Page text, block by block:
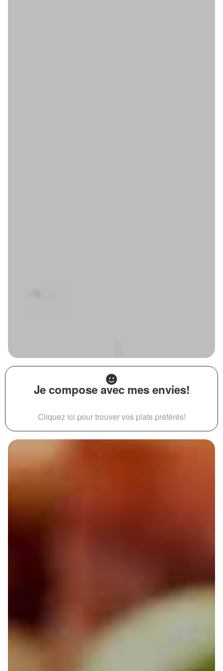
Je compose avec mes envies!
Cliquez ici pour trouver vos plats préférés!